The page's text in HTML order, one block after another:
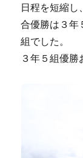
日程を短縮し
合優勝は３年
組でした。
３年５組優勝